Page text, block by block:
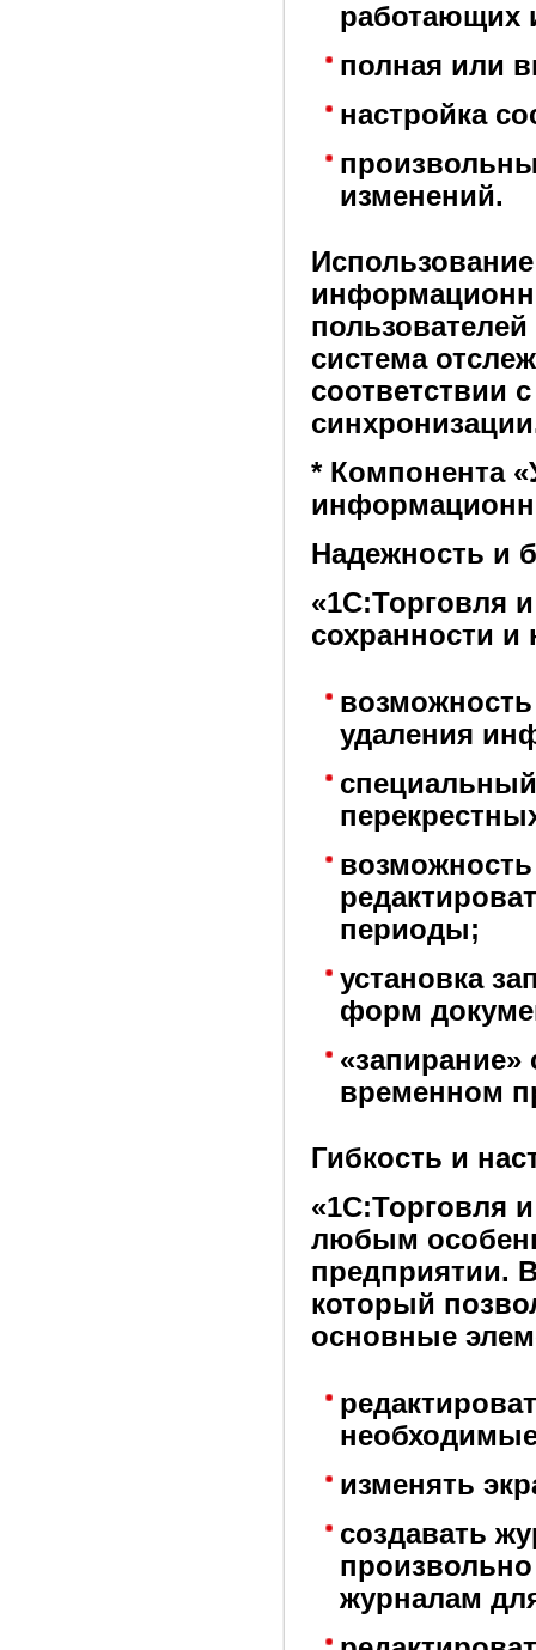
работающих
полная или
настройка
изменений.
система
соответствии
* Компонента
Надежность и
«1С:Торговля
сохранности
удаления
периоды;
установка
форм
временном
Гибкость и
«1С:Торговля
любым
предприятии.
который
основные
изменять
создавать
журналам